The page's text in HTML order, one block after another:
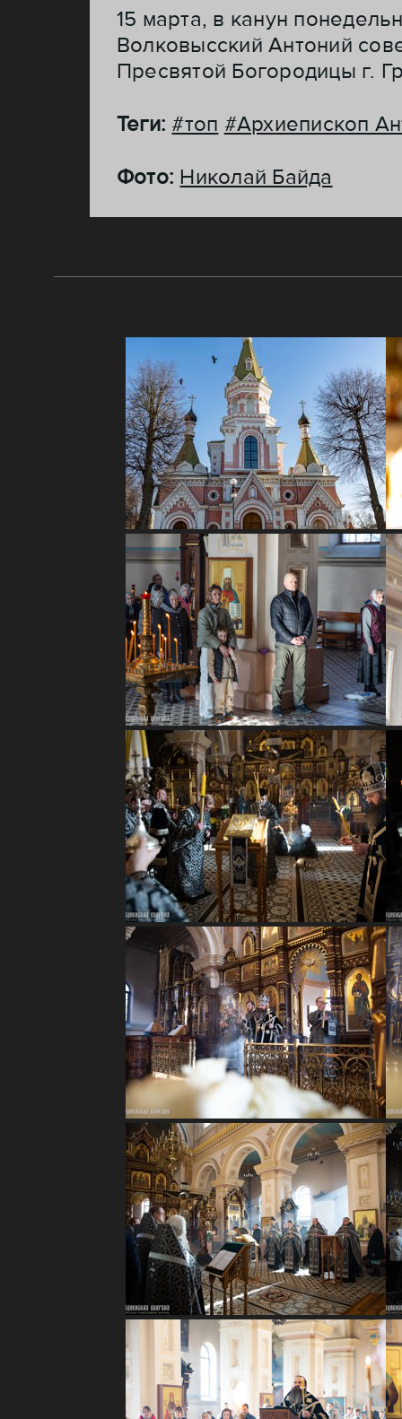
15 марта, в канун
Волковысский Антоний
Пресвятой Богородицы г.
Теги:#топ #Архиепископ
Фото: Николай Байда